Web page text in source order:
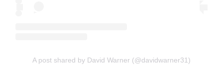
A post shared by David Warner (@davidwarner31)